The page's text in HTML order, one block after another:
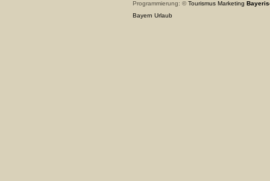
Programmierung: ©Tourismus Marketing
Bayern Urlaub